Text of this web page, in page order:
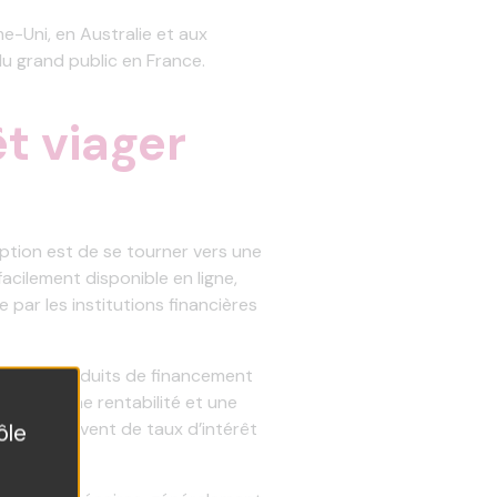
Uni, en Australie et aux
grand public en France.
viager
est de se tourner vers une
disponible en ligne,
par les institutions financières
des produits de financement
une rentabilité et une
souvent de taux d’intérêt